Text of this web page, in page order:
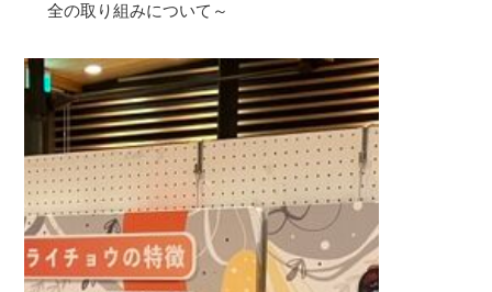
全の取り組みについて～